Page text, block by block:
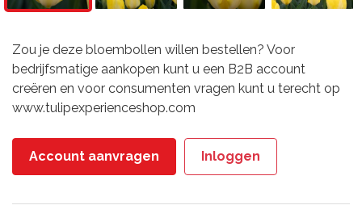
Zou je deze bloembollen willen bestellen? Voor
bedrijfsmatige aankopen kunt u een B2B account
creëren en voor consumenten vragen kunt u terecht op
www.tulipexperienceshop.com
Account aanvragen Inloggen